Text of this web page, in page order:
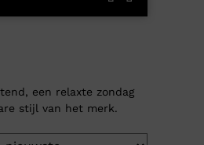
een relaxte zondag
stijl van het merk.